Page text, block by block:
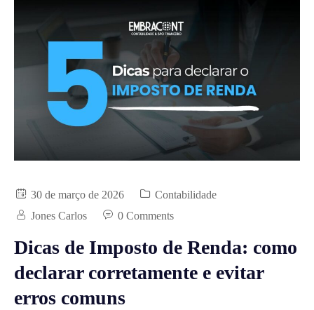
30 de março de 2026
Contabilidade
Jones Carlos
0 Comments
Dicas de Imposto de Renda: como
declarar corretamente e evitar
erros comuns